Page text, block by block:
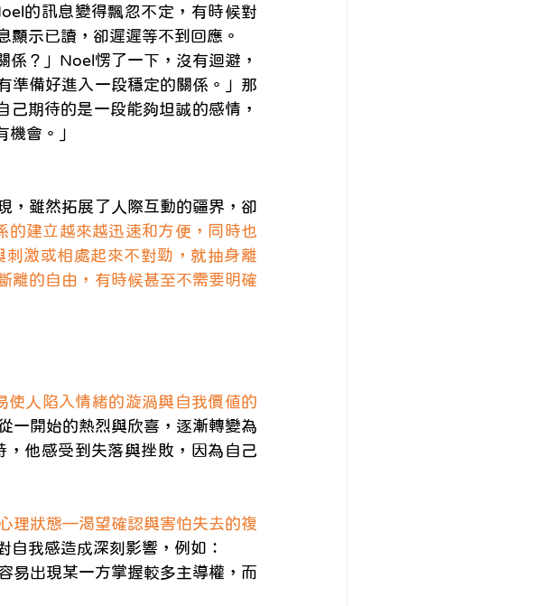
的訊息變得飄忽不定，有時候對
顯示已讀，卻遲遲等不到回應。
？」Noel愣了一下，沒有迴避，
準備好進入一段穩定的關係。」那
期待的是一段能夠坦誠的感情，
會。」
，雖然拓展了人際互動的疆界，卻
的建立越來越迅速和方便，同時也
激或相處起來不對勁，就抽身離
離的自由，有時候甚至不需要明確
使人陷入情緒的漩渦與自我價值的
一開始的熱烈與欣喜，逐漸轉變為
他感受到失落與挫敗，因為自己
理狀態—渴望確認與害怕失去的複
自我感造成深刻影響，例如：
容易出現某一方掌握較多主導權，而